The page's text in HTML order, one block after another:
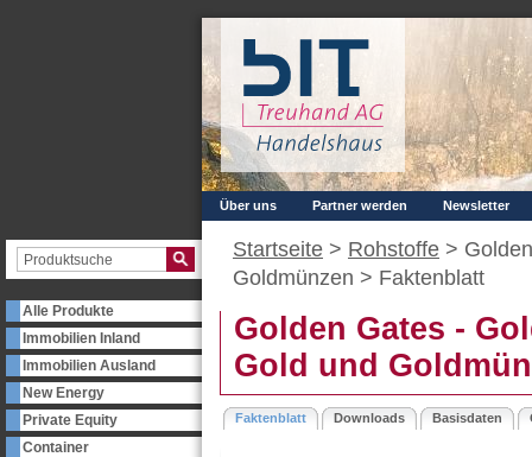
Alle Produkte
Immobilien Inland
Immobilien Ausland
New Energy
Private Equity
Container
Über uns Partner werden Newsletter
Startseite > Rohstoffe >
Goldmünzen > Faktenblatt
Golden Gates -
Gold und
Faktenblatt Downloads Basisdaten